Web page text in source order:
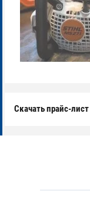
Скачать прайс-лист